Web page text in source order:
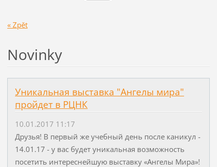
« Zpět
Novinky
Уникальная выставка "Ангелы мира"
пройдет в РЦНК
10.01.2017 11:17
Друзья! В первый же учебный день после каникул -
14.01.17 - у вас будет уникальная возможность
посетить интереснейшую выставку «Ангелы Мира»!